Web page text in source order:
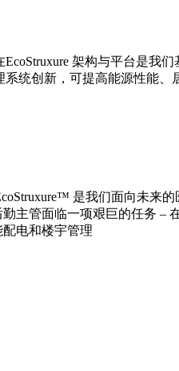
EcoStruxure 架构与平台是
系统创新，可提高能源性能
是我们面向未来
主管面临一项艰巨的任务 –
电和楼宇管理